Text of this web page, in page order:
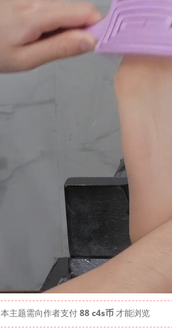
本主题需向作者支付88 c4s币才能浏览